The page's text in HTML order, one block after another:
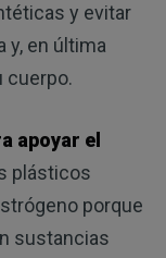
y evitar
y, en última
cuerpo.
apoyar el
plásticos
porque
sustancias